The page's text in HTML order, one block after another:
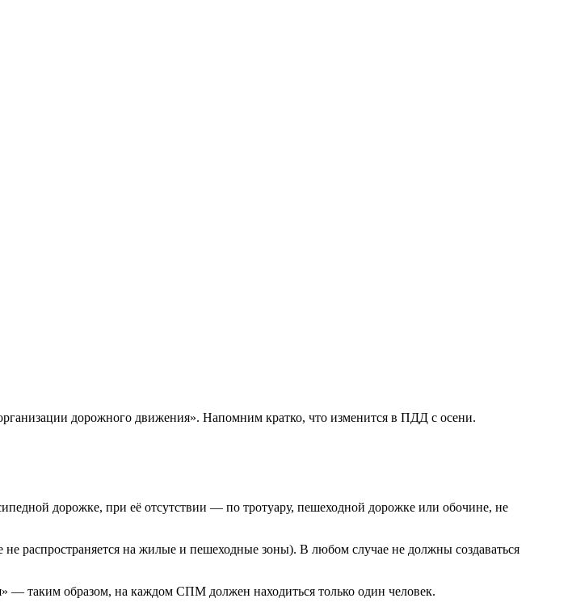
дорожного движения». Напомним кратко, что изменится в ПДД с осени.
дорожке, при её отсутствии — по тротуару, пешеходной дорожке или обочине, не
распространяется на жилые и пешеходные зоны). В любом случае не должны создаваться
— таким образом, на каждом СПМ должен находиться только один человек.